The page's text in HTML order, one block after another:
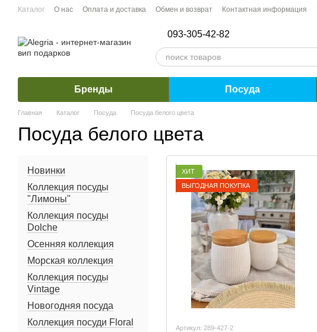
Перейти к основному контенту
Каталог О нас Оплата и доставка Обмен и возврат Контактная информация
093-305-42-82
Бренды Посуда
Главная Каталог Посуда Посуда белого цвета
Посуда белого цвета
ХИТ
ВЫГОДНАЯ ПОКУПКА
Артикул: 289-427-2
Новинки
Коллекция посуды
"Лимоны"
Коллекция посуды
Dolche
Осенняя коллекция
Морская коллекция
Коллекция посуды
Vintage
Новогодняя посуда
Коллекция посуди Floral